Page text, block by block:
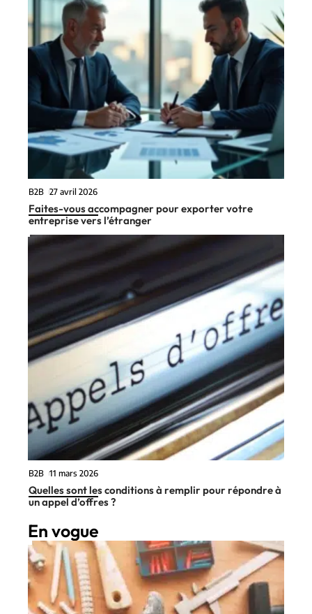
B2B 27 avril 2026
Faites-vous accompagner pour exporter votre
entreprise vers l’étranger
B2B 11 mars 2026
Quelles sont les conditions à remplir pour répondre à
un appel d’offres ?
En vogue